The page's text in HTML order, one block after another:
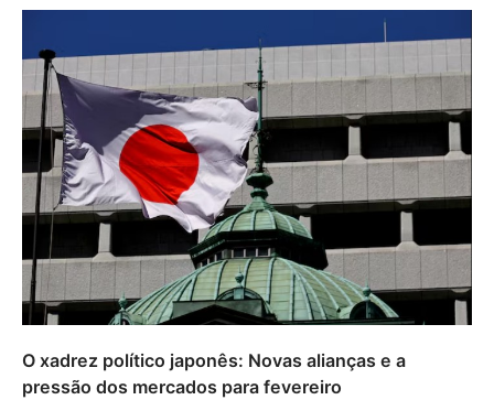
O xadrez político japonês: Novas alianças e a
pressão dos mercados para fevereiro